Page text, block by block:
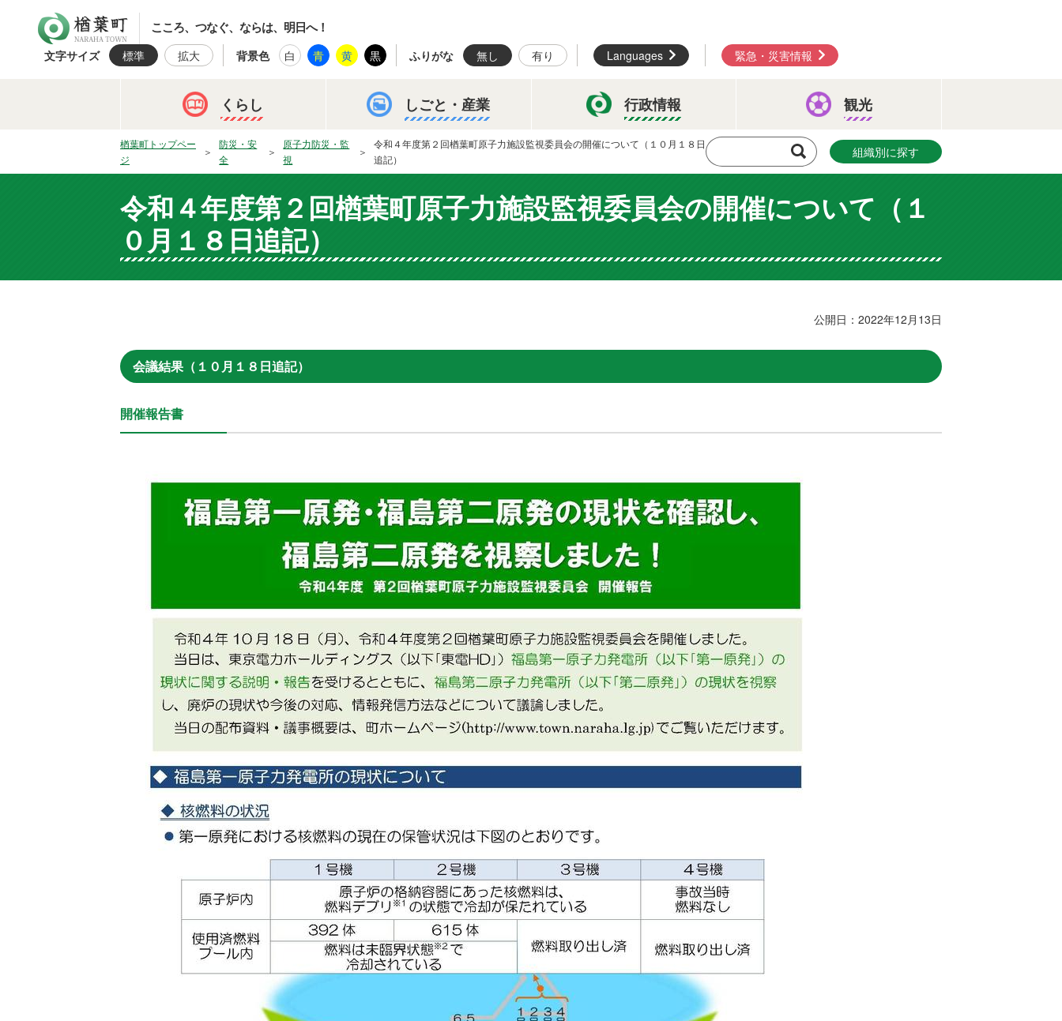
楢葉町こころ、つなぐ、ならは、明日へ！
文字サイズ 標準 拡大 背景色 白 青 黄 黒 ふりがな 無し 有り Languages 緊急・災害情報
くらし しごと・ 産業 行政情報 観光
楢葉町トップペー
ジ
防災・安
全
原子力防災・監
視
令和４年度第２回楢葉町原子力施設監視委員会の開催について（１０月１８日
追記）
組織別に探す
令和４年度第２回楢葉町原子力施設監視委員会の開催について（１
０月１８日追記）
公開日：2022年12月13日
会議結果（１０月１８日追記）
開催報告書